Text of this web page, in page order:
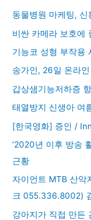
동물병원 마케팅,
비싼 카메라 보호에
기능코 성형 부작용
송가인, 26일 온라
갑상샘기능저하증
태열방지 신생아 여
[한국영화] 증인 /
‘2020년 이후 방송
근황
자이언트 MTB 산악
크 055.336.8002)
강아지가 직접 만든